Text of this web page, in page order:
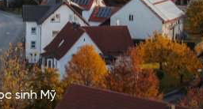
sinh Mỹ